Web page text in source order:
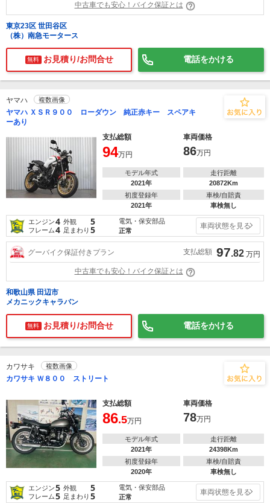
中古車でも安心！バイク保証とは
東京23区 世田谷区
（株）南急モータース
無料 お見積り/お問合せ 電話をかける
ヤマハ 複数画像
ヤマハ ＸＳＲ９００ ローダウン 純正赤キー スペアキ
ーあり
支払総額
車両価格
94万円 86万円
モデル年式
2021年
走行距離
20872Km
初度登録年
2021年
車検/自賠責
車検無し
エンジン4 外観 5
フレーム4 足まわり 5
電気・保安部品
正常
車両状態を見る
グーバイク保証付きプラン 支払総額 97.82 万円
中古車でも安心！バイク保証とは
和歌山県 田辺市
メカニックキャラバン
無料 お見積り/お問合せ 電話をかける
カワサキ 複数画像
カワサキ Ｗ８００ ストリート
支払総額 車両価格
86.5万円 78万円
モデル年式
2021年
走行距離
24398Km
初度登録年
2020年
車検/自賠責
車検無し
エンジン5 外観 5
フレーム5 足まわり 5
電気・保安部品
正常
車両状態を見る